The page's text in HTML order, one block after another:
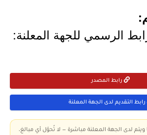
الرسمي للجهة المعلنة:
رابط المصدر
رابط التقديم لدى الجهة المعلنة
ويتم لدى الجهة المعلنة مباشرة — لا تُحوّل أي مبالغ،